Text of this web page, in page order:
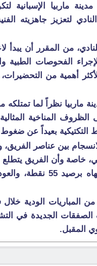
مدينة ماربيا
لتعزيز جاهزيته
من المقرر أن يبدأ
7 يوليو المقبل، لإجراء الفحوصات
أهمية من
ماربيا نظراً لما تمتلكه
الظروف المناخية
التكتيكية بعيداً عن
بين عناصر الفريق،
خاصة وأن الفريق
الخامس في دوري روشن السعودي
الودية خلال
الجديدة في
المقبل.